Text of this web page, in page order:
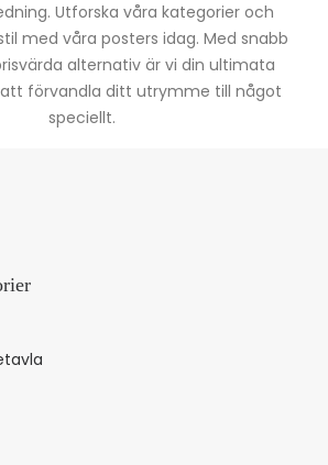
Utforska våra kategorier och
med våra posters idag. Med snabb
alternativ är vi din ultimata
förvandla ditt utrymme till något
speciellt.